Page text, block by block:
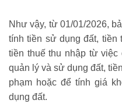
Như vậy, từ 01/01/2026,
tính tiền sử dụng đất, tiền
tiền thuế thu nhập từ
quản lý và sử dụng đất,
phạm hoặc để tính giá
dụng đất.